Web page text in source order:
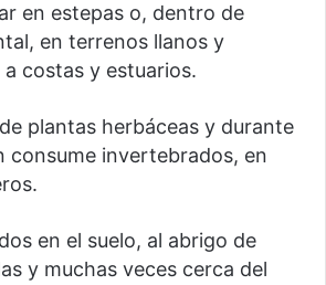
en estepas o, dentro de
en terrenos llanos y
costas y estuarios.
plantas herbáceas y durante
consume invertebrados, en
en el suelo, al abrigo de
y muchas veces cerca del